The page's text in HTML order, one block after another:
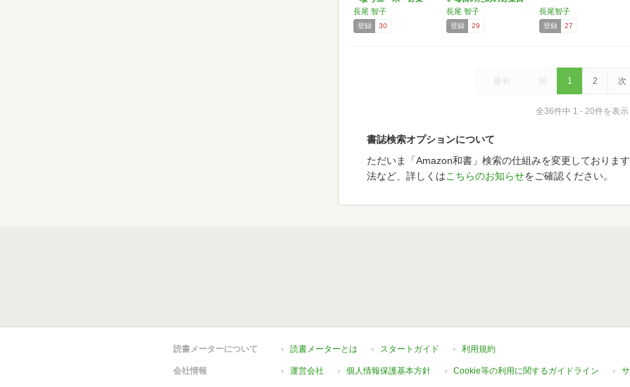
長尾 智子
登録 30
記
長尾 智子
登録 29
長尾智子
登録 27
最初 前 1 2 次
全36件中 1 - 20件を表示
書誌検索オプションについて
ただいま「Amazon和書」検索の仕組みを変更しておりま
法など、詳しくはこちらのお知らせをご確認ください。
読書メーターについて 読書メーターとは スタートガイド 利用規約
会社情報 運営会社 個人情報保護基本方針 Cookie等の利用に関するガイドライン